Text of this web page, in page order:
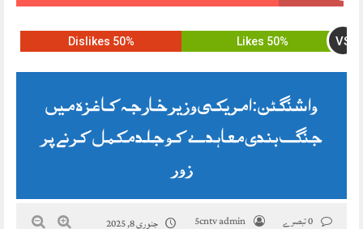
50% Likes VS
50% Dislikes
واشنگٹن: امریکی وزیر خارجہ کا غزہ میں
جنگ بندی معاہدے کو جلد مکمل کرنے پر
زور
5cntv admin جنوری 8, 2025